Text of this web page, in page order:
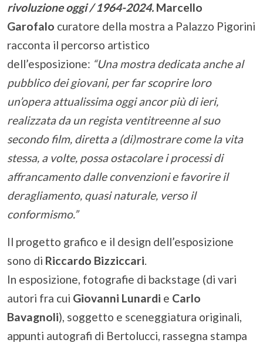
rivoluzione oggi / 1964-2024. Marcello
Garofalo curatore della mostra a Palazzo Pigorini
racconta il percorso artistico
dell’esposizione: “Una mostra dedicata anche al
pubblico dei giovani, per far scoprire loro
un’opera attualissima oggi ancor più di ieri,
realizzata da un regista ventitreenne al suo
secondo film, diretta a (di)mostrare come la vita
stessa, a volte, possa ostacolare i processi di
affrancamento dalle convenzioni e favorire il
deragliamento, quasi naturale, verso il
conformismo.”
Il progetto grafico e il design dell’esposizione
sono di Riccardo Bizziccari.
In esposizione, fotografie di backstage (di vari
autori fra cui Giovanni Lunardi e Carlo
Bavagnoli), soggetto e sceneggiatura originali,
appunti autografi di Bertolucci, rassegna stampa